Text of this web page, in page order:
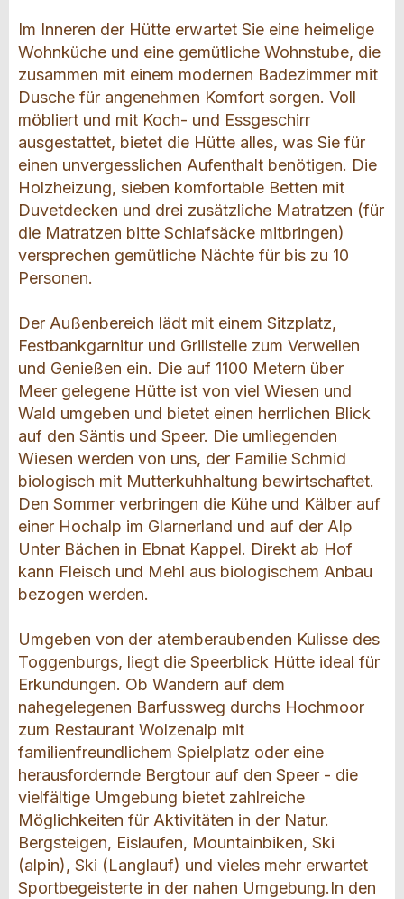
Im Inneren der Hütte erwartet Sie eine heimelige
Wohnküche und eine gemütliche Wohnstube, die
zusammen mit einem modernen Badezimmer mit
Dusche für angenehmen Komfort sorgen. Voll
möbliert und mit Koch- und Essgeschirr
ausgestattet, bietet die Hütte alles, was Sie für
einen unvergesslichen Aufenthalt benötigen. Die
Holzheizung, sieben komfortable Betten mit
Duvetdecken und drei zusätzliche Matratzen (für
die Matratzen bitte Schlafsäcke mitbringen)
versprechen gemütliche Nächte für bis zu 10
Personen.
Der Außenbereich lädt mit einem Sitzplatz,
Festbankgarnitur und Grillstelle zum Verweilen
und Genießen ein. Die auf 1100 Metern über
Meer gelegene Hütte ist von viel Wiesen und
Wald umgeben und bietet einen herrlichen Blick
auf den Säntis und Speer. Die umliegenden
Wiesen werden von uns, der Familie Schmid
biologisch mit Mutterkuhhaltung bewirtschaftet.
Den Sommer verbringen die Kühe und Kälber auf
einer Hochalp im Glarnerland und auf der Alp
Unter Bächen in Ebnat Kappel. Direkt ab Hof
kann Fleisch und Mehl aus biologischem Anbau
bezogen werden.
Umgeben von der atemberaubenden Kulisse des
Toggenburgs, liegt die Speerblick Hütte ideal für
Erkundungen. Ob Wandern auf dem
nahegelegenen Barfussweg durchs Hochmoor
zum Restaurant Wolzenalp mit
familienfreundlichem Spielplatz oder eine
herausfordernde Bergtour auf den Speer - die
vielfältige Umgebung bietet zahlreiche
Möglichkeiten für Aktivitäten in der Natur.
Bergsteigen, Eislaufen, Mountainbiken, Ski
(alpin), Ski (Langlauf) und vieles mehr erwartet
Sportbegeisterte in der nahen Umgebung.In den